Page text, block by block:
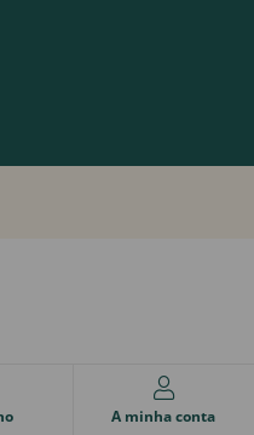
A minha conta